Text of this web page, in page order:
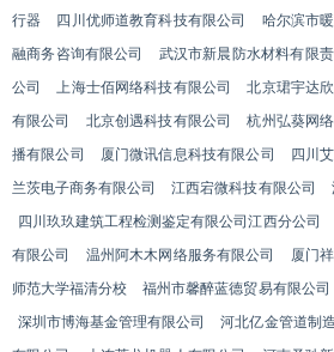
行器
四川优师道教育科技有限公司 哈尔滨市
融商务咨询有限公司
武汉市新晨防水材料有限责
公司
上海士佰网络科技有限公司 北京珺宇达
有限公司
北京创遇科技有限公司 杭州弘葵网
播有限公司
厦门微讯信息科技有限公司 四川
兰茨电子商务有限公司
江西宕微科技有限公司
四川玖玖建筑工程检测鉴定有限公司江西分公司
有限公司
温州阿木木网络服务有限公司 厦门
师范大学福清分校
福州市馨醉蓝德贸易有限公司
深圳市博海基金管理有限公司
河北亿金管道制